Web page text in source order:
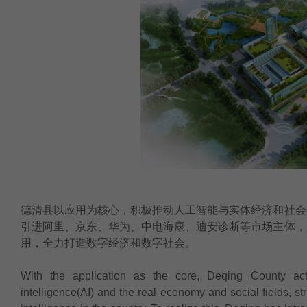
德清县以应用为核心，积极推动人工智能与实体经济和社
引进阿里、京东、华为、中电海康、迪安诊断等市场主体
用，全力打造数字经济和数字社会。
With the application as the core, Deqing County
intelligence(AI) and the real economy and social fields,